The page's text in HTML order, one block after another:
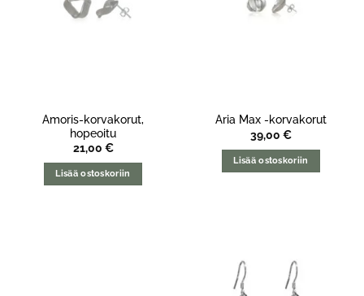
Amoris-korvakorut,
hopeoitu
21,00 €
Lisää ostoskoriin
Aria Max -korvakorut
39,00 €
Lisää ostoskoriin